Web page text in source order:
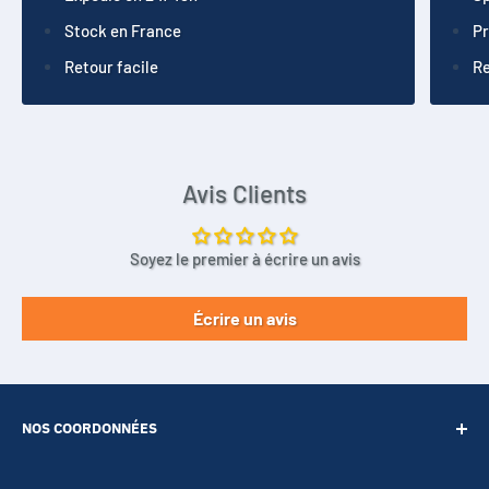
Stock en France
Retour facile
Avis Clients
Soyez le premier à écrire un avis
Écrire un avis
NOS COORDONNÉES